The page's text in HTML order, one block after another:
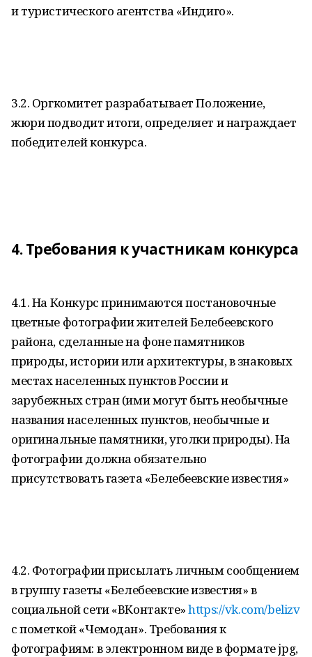
и туристического агентства «Индиго».
3.2. Оргкомитет разрабатывает Положение,
жюри подводит итоги, определяет и награждает
победителей конкурса.
4. Требования к участникам конкурса
4.1. На Конкурс принимаются постановочные
цветные фотографии жителей Белебеевского
района, сделанные на фоне памятников
природы, истории или архитектуры, в знаковых
местах населенных пунктов России и
зарубежных стран (ими могут быть необычные
названия населенных пунктов, необычные и
оригинальные памятники, уголки природы). На
фотографии должна обязательно
присутствовать газета «Белебеевские известия»
4.2. Фотографии присылать личным сообщением
в группу газеты «Белебеевские известия» в
социальной сети «ВКонтакте»https://vk.com/belizv
с пометкой «Чемодан». Требования к
фотографиям: в электронном виде в формате jpg,